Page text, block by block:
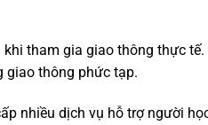
tham gia giao thông thực
giao thông phức tạp.
nhiều dịch vụ hỗ trợ người